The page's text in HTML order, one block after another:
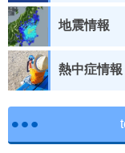
地震情報
熱中症情報